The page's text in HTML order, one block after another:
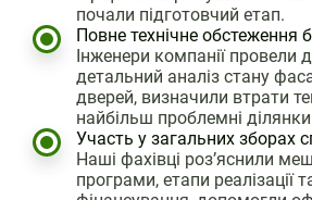
почали підготовчий етап.
Повне технічне обстеження
Інженери компанії провели
детальний аналіз стану
дверей, визначили втрати
найбільш проблемні
Участь у загальних зборах
Наші фахівці роз’яснили
програми, етапи реалізації